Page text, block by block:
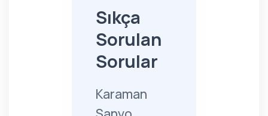
Sıkça
Sorulan
Sorular
Karaman